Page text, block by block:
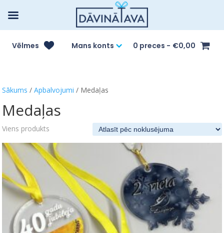
Vēlmes Mans konts 0 preces €0,00
Sākums /Apbalvojumi / Medaļas
Medaļas
Viens produkts